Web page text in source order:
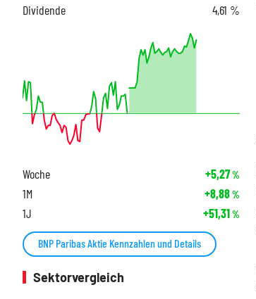
Dividende
4,61 %
Woche +5,27%
1M +8,88%
1J +51,31%
BNP Paribas Aktie Kennzahlen und Details
Sektorvergleich